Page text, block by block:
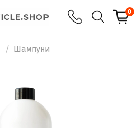
0
Шампуни